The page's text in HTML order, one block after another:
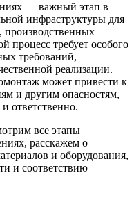
— важный этап в
инфраструктуры для
производственных
процесс требует особого
требований,
реализации.
может привести к
и другим опасностям,
ответственно.
все этапы
расскажем о
и оборудования,
и соответствию